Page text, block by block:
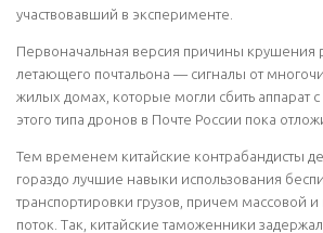
участвовавший в эксперименте.
Первоначальная версия причины крушения
летающего почтальона — сигналы от
жилых домах, которые могли сбить аппарат с
этого типа дронов в Почте России пока
Тем временем китайские контрабандисты
гораздо лучшие навыки использования
транспортировки грузов, причем массовой и
поток. Так, китайские таможенники